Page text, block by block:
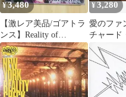
¥3,480
【激レア美品/ゴアトラ
ンス】Reality of
Liberation CD
¥3,280
愛のフ
チャード
ン Reality
赤盤